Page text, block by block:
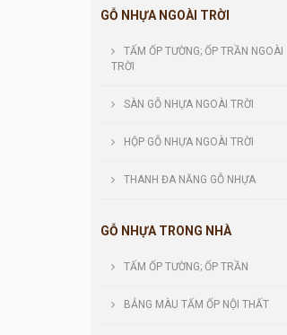
GỖ NHỰA NGOÀI TRỜI
TẤM ỐP TƯỜNG; ỐP TRẦN NGOÀI
TRỜI
SÀN GỖ NHỰA NGOÀI TRỜI
HỘP GỖ NHỰA NGOÀI TRỜI
THANH ĐA NĂNG GỖ NHỰA
GỖ NHỰA TRONG NHÀ
TẤM ỐP TƯỜNG; ỐP TRẦN
BẢNG MÀU TẤM ỐP NỘI THẤT